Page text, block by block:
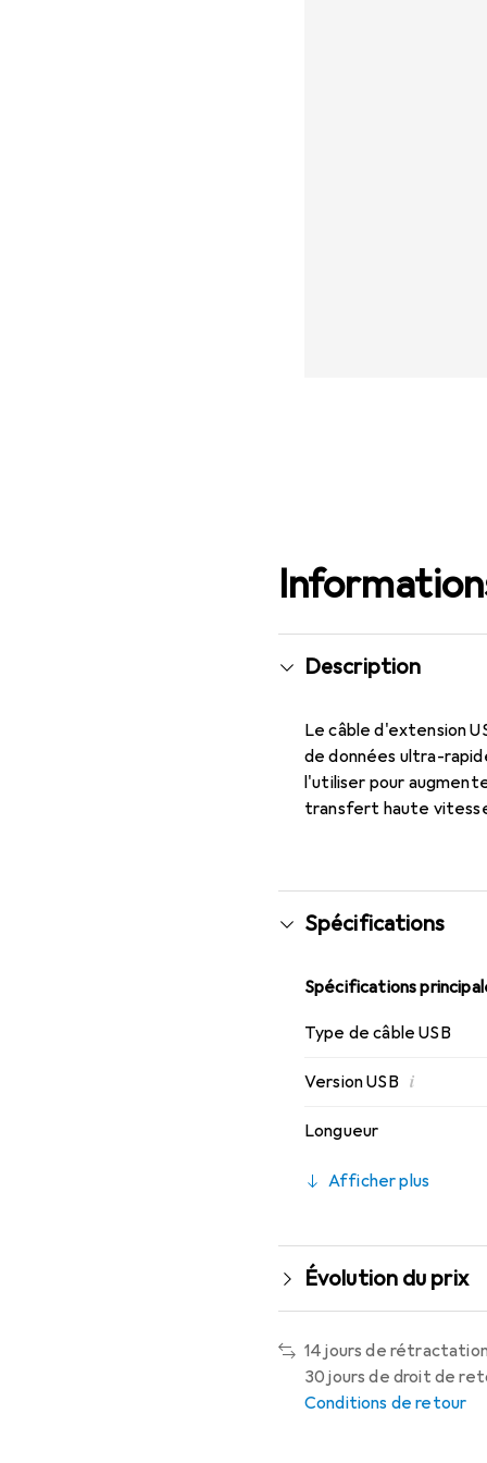
Description
Le câble d'extension
de données ultra-
l'utiliser pour
transfert haute
Spécifications
Spécifications
Type de câble USB
Version USB i
Longueur
Afficher plus
Évolution du prix
14 jours de
30 jours de droit de
Conditions de retour